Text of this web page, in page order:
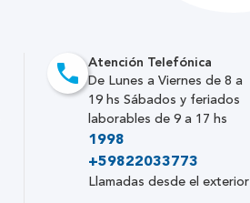
Atención Telefónica
De Lunes a Viernes de 8 a
19 hs Sábados y feriados
laborables de 9 a 17 hs
1998
+59822033773
Llamadas desde el exterior